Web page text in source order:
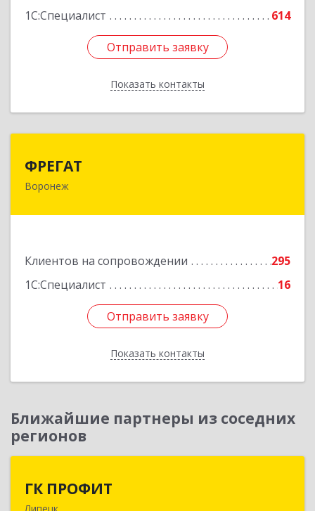
1С:Специалист
614
Отправить заявку
Показать контакты
Отправить заявку
Назад
ФРЕГАТ
Воронеж
Клиентов на сопровождении
295
1С:Специалист
16
Отправить заявку
Показать контакты
Отправить заявку
Назад
Ближайшие партнеры из соседних
регионов
ГК ПРОФИТ
Липецк